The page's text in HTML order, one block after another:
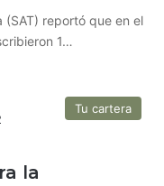
(SAT) reportó que en el
1…
Tu cartera
la